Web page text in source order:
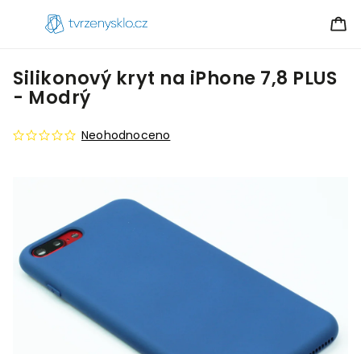
Silikonový kryt na iPhone 7,8 PLUS
- Modrý
Neohodnoceno